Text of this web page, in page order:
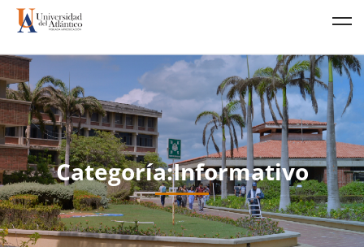
Categoría:Informativo